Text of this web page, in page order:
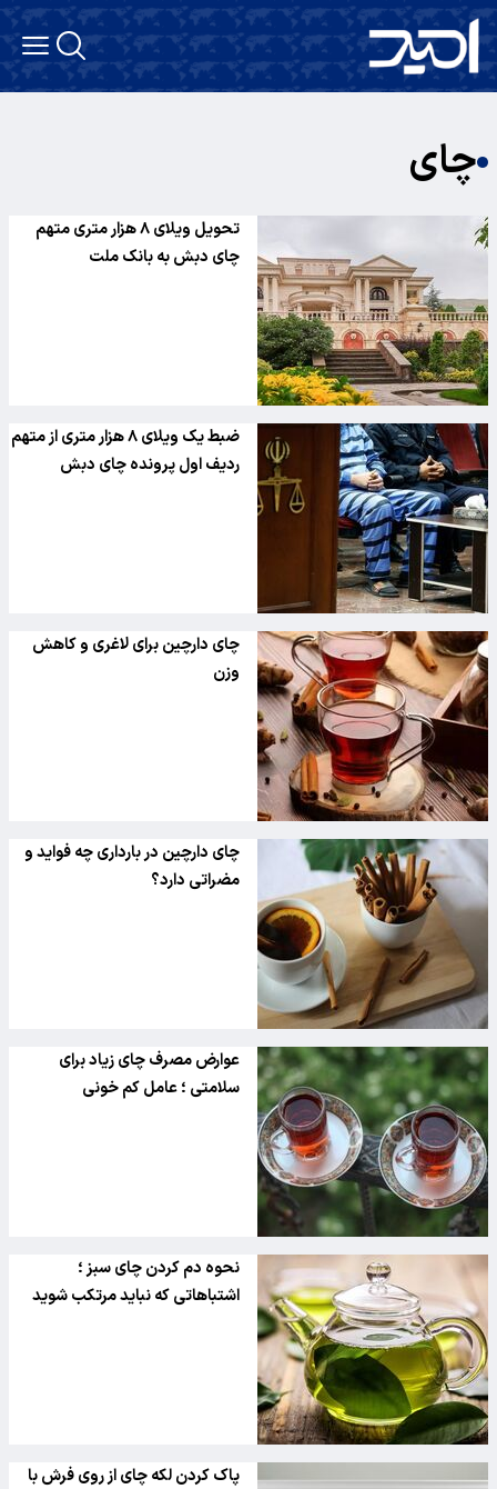
چای
تحویل ویلای ۸ هزار متری متهم
چای دبش به بانک ملت
ضبط یک ویلای ۸ هزار متری از متهم
ردیف اول پرونده چای دبش
چای دارچین برای لاغری و کاهش
وزن
چای دارچین در بارداری چه فواید و
مضراتی دارد؟
عوارض مصرف چای زیاد برای
سلامتی ؛ عامل کم خونی
نحوه دم کردن چای سبز ؛
اشتباهاتی که نباید مرتکب شوید
پاک کردن لکه چای از روی فرش با